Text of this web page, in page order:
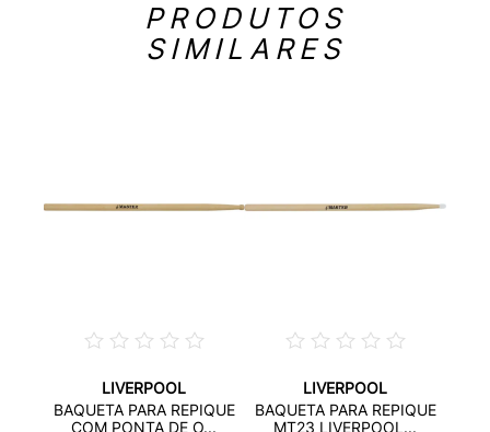
PRODUTOS
SIMILARES
LIVERPOOL
BAQUETA PARA REPIQUE
COM PONTA DE O...
LIVERPOOL
BAQUETA PARA REPIQUE
MT23 LIVERPOOL...